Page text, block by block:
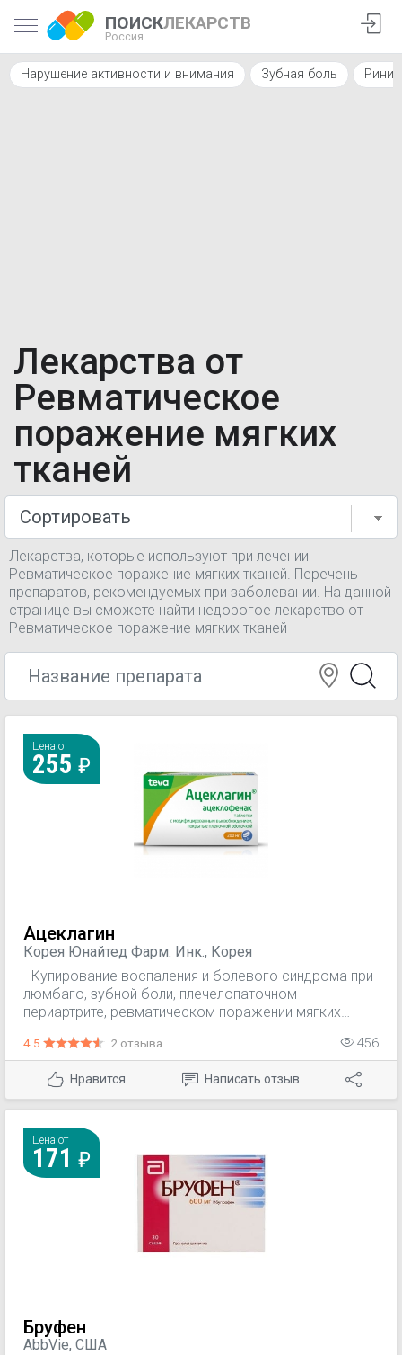
ПОИСКЛЕКАРСТВ
Россия
Нарушение активности и внимания Зубная боль Ринит
Лекарства от
Ревматическое
поражение мягких
тканей
Лекарства, которые используют при лечении
Ревматическое поражение мягких тканей. Перечень
препаратов, рекомендуемых при заболевании. На данной
странице вы сможете найти недорогое лекарство от
Ревматическое поражение мягких тканей
Цена от
255
Ацеклагин
Корея Юнайтед Фарм. Инк., Корея
- Купирование воспаления и болевого синдрома при
люмбаго, зубной боли, плечелопаточном
периартрите, ревматическом поражении мягких
ревматоидного артрита, остеоартроза и
анкилозирующего спондилита. - Симптоматическая
терапия, уменьшение боли и воспаления на момент
использования, на прогрессирование заболевания
4.5 2 отзыва 456
Нравится Написать отзыв
Цена от
171
Бруфен
AbbVie, США